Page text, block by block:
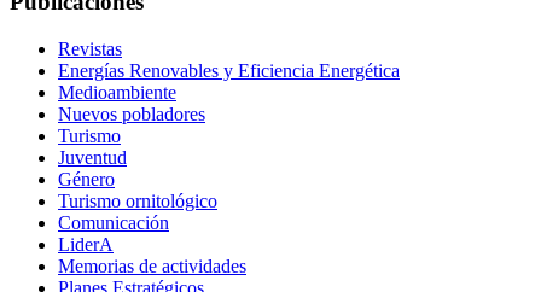
Revistas
Energías Renovables y Eficiencia Energética
Medioambiente
Nuevos pobladores
Turismo
Juventud
Género
Turismo ornitológico
Comunicación
LiderA
Memorias de actividades
Planes Estratégicos